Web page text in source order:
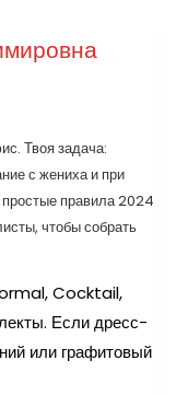
Твоя задача:
с жениха и при
правила 2024
чтобы собрать
Cocktail,
Если дресс-
или графитовый